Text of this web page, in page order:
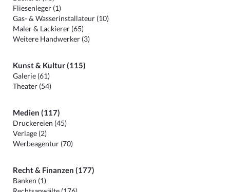
Fliesenleger (1)
Gas- & Wasserinstallateur (10)
Maler & Lackierer (65)
Weitere Handwerker (3)
Kunst & Kultur (115)
Galerie (61)
Theater (54)
Medien (117)
Druckereien (45)
Verlage (2)
Werbeagentur (70)
Recht & Finanzen (177)
Banken (1)